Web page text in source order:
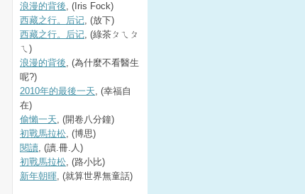
浪漫的背後, (Iris Fock)
西藏之行。后记, (放下)
西藏之行。后记, (綠茶ㄆㄟㄆ
ㄟ)
浪漫的背後, (為什麼不看醫生
呢?)
2010年的最後一天, (幸福自
在)
偷懶一天, (開卷八分鐘)
初戰馬拉松, (博思)
閱讀, (讀.冊.人)
初戰馬拉松, (路小比)
新年朝暉, (就算世界無童話)